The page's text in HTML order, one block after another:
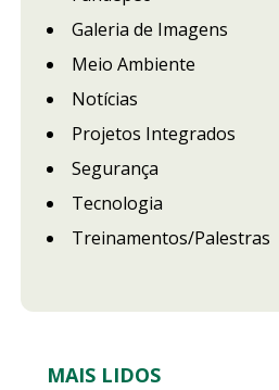
Galeria de Imagens
Meio Ambiente
Notícias
Projetos Integrados
Segurança
Tecnologia
Treinamentos/Palestras
MAIS LIDOS